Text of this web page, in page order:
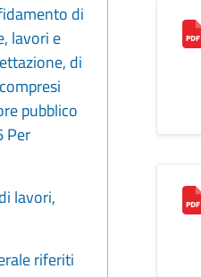
di
lavori e
di
pubblico
Per
lavori,
riferiti